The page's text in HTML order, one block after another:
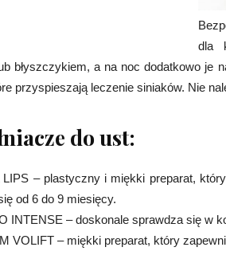
dla
błyszczykiem, a na noc dodatkowo je
przyspieszają leczenie siniaków. Nie
do ust:
LIPS – plastyczny i miękki preparat,
od 6 do 9 miesięcy.
INTENSE – doskonale sprawdza się w
VOLIFT – miękki preparat, który